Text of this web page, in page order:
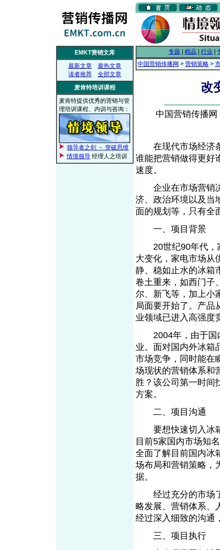
EMKT营销文库
最新文章
最热文章
读者推荐
全部文章
麦肯特培训课程
麦肯特提供优秀的营销与管
理培训课程、内训与咨询：
领导者之剑 － 突破思维
情境领导 经理人之培训
专题 精品 行业
中国营销传播网 > 营销策略 >
改
中国营销传播
在现代市场经济条
谁能把营销做得更好
速度。
企业在市场营销决
济、政治环境以及当
面的规划等，只有全
一、项目背景
20世纪90年代，家
大变化，家电市场从
静、稳如止水的冰箱
卷土重来，如西门子
尔、新飞等，加上小
局面要开始了。产品
业领域已进入高强度
2004年，由于国
业。面对国内外冰箱
市场竞争，同时能在
场现状的营销体系和
胜？该公司第一时间
方案。
二、项目沟通
要想快速切入冰箱
目前5家国内市场知
全面了解目前国内冰
场布局和营销策略，
据。
经过充分的市场了
略发展、营销体系、
经过深入细致的沟通
三、项目执行